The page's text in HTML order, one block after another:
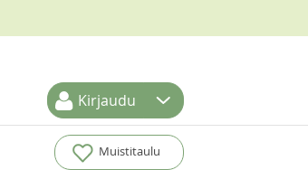
Kirjaudu
Muistitaulu